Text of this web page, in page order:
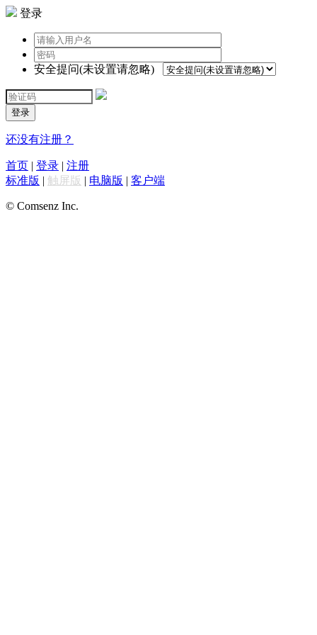
登录
安全提问(未设置请忽略)
登录
还没有注册？
首页 | 登录 | 注册
标准版 | 触屏版 | 电脑版 | 客户端
© Comsenz Inc.